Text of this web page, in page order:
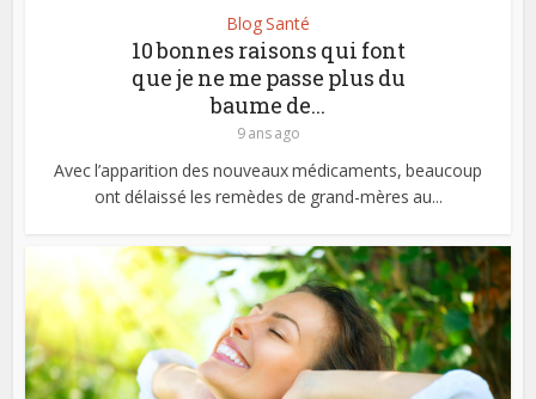
Blog Santé
10 bonnes raisons qui font
que je ne me passe plus du
baume de...
9 ans ago
Avec l’apparition des nouveaux médicaments, beaucoup
ont délaissé les remèdes de grand-mères au...